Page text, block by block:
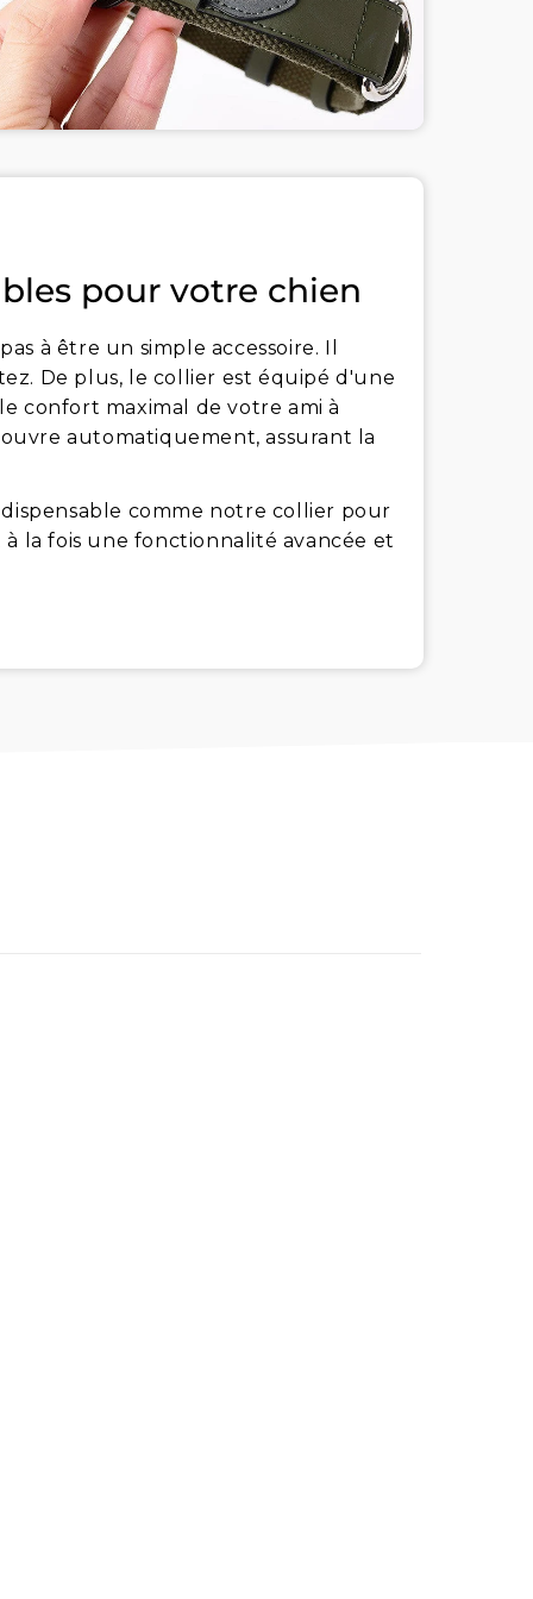
pour votre chien
à être un simple accessoire. Il
De plus, le collier est équipé d'une
confort maximal de votre ami à
automatiquement, assurant la
comme notre collier pour
la fois une fonctionnalité avancée et